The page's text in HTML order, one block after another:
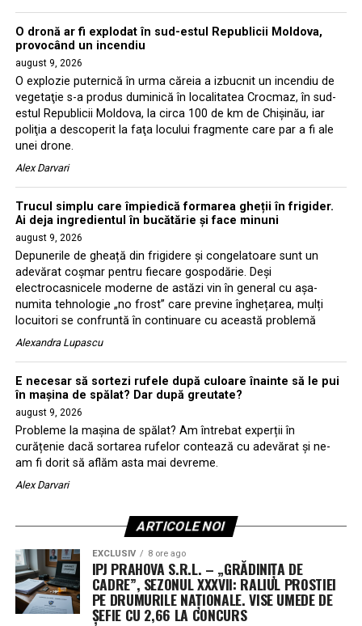
O dronă ar fi explodat în sud-estul Republicii Moldova,
provocând un incendiu
august 9, 2026
O explozie puternică în urma căreia a izbucnit un incendiu de
vegetaţie s-a produs duminică în localitatea Crocmaz, în sud-
estul Republicii Moldova, la circa 100 de km de Chişinău, iar
poliţia a descoperit la faţa locului fragmente care par a fi ale
unei drone.
Alex Darvari
Trucul simplu care împiedică formarea gheții în frigider.
Ai deja ingredientul în bucătărie și face minuni
august 9, 2026
Depunerile de gheață din frigidere și congelatoare sunt un
adevărat coșmar pentru fiecare gospodărie. Deși
electrocasnicele moderne de astăzi vin în general cu așa-
numita tehnologie „no frost” care previne înghețarea, mulți
locuitori se confruntă în continuare cu această problemă
Alexandra Lupascu
E necesar să sortezi rufele după culoare înainte să le pui
în mașina de spălat? Dar după greutate?
august 9, 2026
Probleme la mașina de spălat? Am întrebat experții în
curățenie dacă sortarea rufelor contează cu adevărat și ne-
am fi dorit să aflăm asta mai devreme.
Alex Darvari
ARTICOLE NOI
EXCLUSIV 8 ore ago
IPJ PRAHOVA S.R.L. – „GRĂDINIȚA DE
CADRE”, SEZONUL XXXVII: RALIUL PROSTIEI
PE DRUMURILE NAȚIONALE. VISE UMEDE DE
ȘEFIE CU 2,66 LA CONCURS